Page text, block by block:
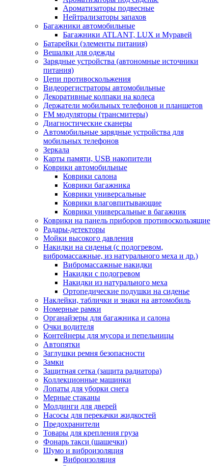
Ароматизаторы подвесные
Нейтрализаторы запахов
Багажники автомобильные
Багажники ATLANT, LUX и Муравей
Батарейки (элементы питания)
Вешалки для одежды
Зарядные устройства (автономные источники
питания)
Цепи противоскольжения
Видеорегистраторы автомобильные
Декоративные колпаки на колеса
Держатели мобильных телефонов и планшетов
FM модуляторы (трансмитеры)
Диагностические сканеры
Автомобильные зарядные устройства для
мобильных телефонов
Зеркала
Карты памяти, USB накопители
Коврики автомобильные
Коврики салона
Коврики багажника
Коврики универсальные
Коврики влаговпитывающие
Коврики универсальные в багажник
Коврики на панель приборов противоскользящие
Радары-детекторы
Мойки высокого давления
Накидки на сиденья (с подогревом,
вибромассажные, из натурального меха и др.)
Вибромассажные накидки
Накидки с подогревом
Накидки из натурального меха
Ортопедические подушки на сиденье
Наклейки, таблички и знаки на автомобиль
Номерные рамки
Органайзеры для багажника и салона
Очки водителя
Контейнеры для мусора и пепельницы
Автопятки
Заглушки ремня безопасности
Замки
Защитная сетка (защита радиатора)
Коллекционные машинки
Лопаты для уборки снега
Мерные стаканы
Молдинги для дверей
Насосы для перекачки жидкостей
Предохранители
Товары для крепления груза
Фонарь такси (шашечки)
Шумо и виброизоляция
Виброизоляция